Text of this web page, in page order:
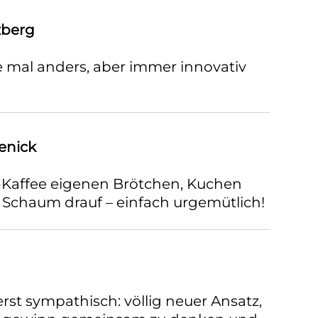
anders, aber immer innovativ
eigenen Brötchen, Kuchen
drauf – einfach urgemütlich!
sympathisch: völlig neuer Ansatz,